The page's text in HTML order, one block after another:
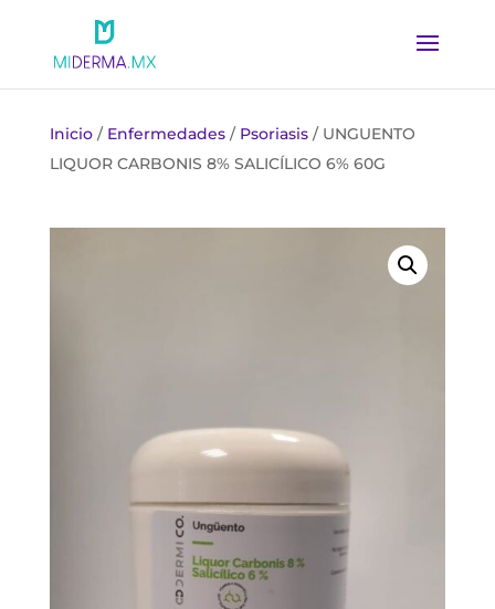
Inicio/ Enfermedades/ Psoriasis/ UNGUENTO
LIQUOR CARBONIS 8% SALICÍLICO 6% 60G